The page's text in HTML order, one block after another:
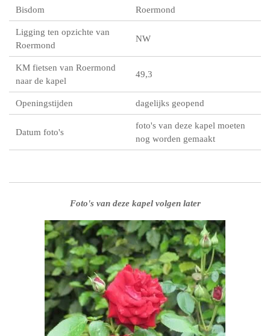
Bisdom Roermond
Ligging ten opzichte van
Roermond
NW
KM fietsen van Roermond
naar de kapel
49,3
Openingstijden dagelijks geopend
Datum foto's
foto's van deze kapel moeten
nog worden gemaakt
Foto's van deze kapel volgen later